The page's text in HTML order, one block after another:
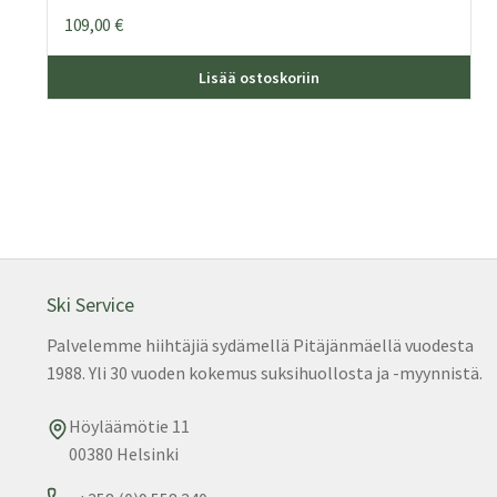
109,00 €
Lisää ostoskoriin
Ski Service
Palvelemme hiihtäjiä sydämellä Pitäjänmäellä vuodesta
1988. Yli 30 vuoden kokemus suksihuollosta ja -myynnistä.
Höyläämötie 11
00380 Helsinki